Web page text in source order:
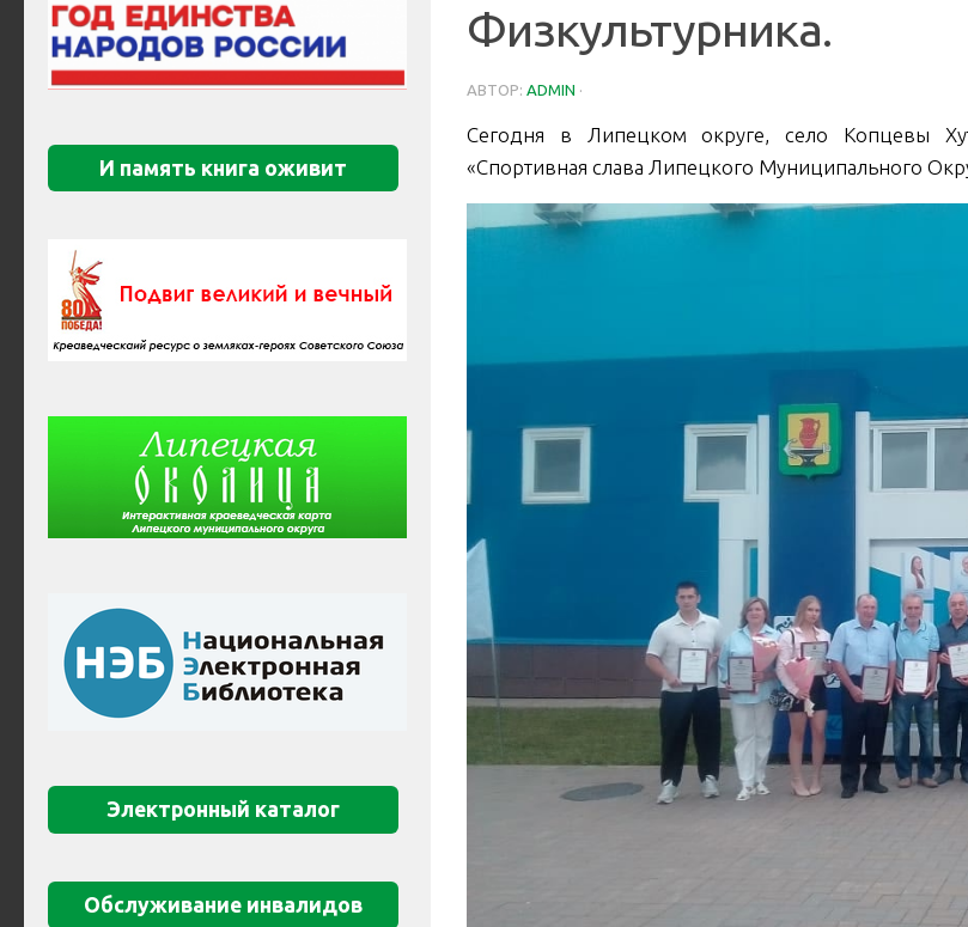
Физкультурника.
АВТОР: ADMIN ·
Сегодня в Липецком округе, село Копцевы
«Спортивная слава Липецкого Муниципального
И память книга оживит
Электронный каталог
Обслуживание инвалидов